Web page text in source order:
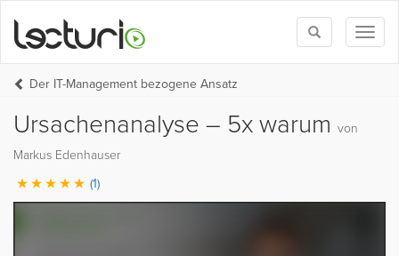
Toggle
search
Der IT-Management bezogene Ansatz
Ursachenanalyse – 5x warum von
Markus Edenhauser
(1)